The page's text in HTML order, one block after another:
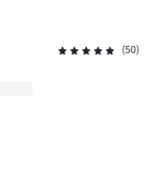
(50)